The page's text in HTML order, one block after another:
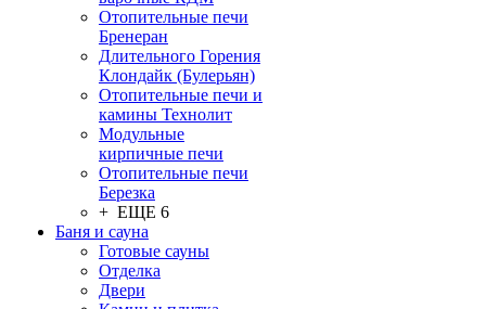
Отопительные печи
Бренеран
Длительного Горения
Клондайк (Булерьян)
Отопительные печи и
камины Технолит
Модульные
кирпичные печи
Отопительные печи
Березка
+ ЕЩЕ 6
Баня и сауна
Готовые сауны
Отделка
Двери